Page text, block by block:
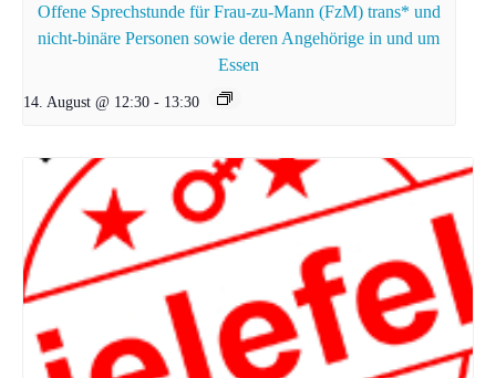
Offene Sprechstunde für Frau-zu-Mann (FzM) trans* und
nicht-binäre Personen sowie deren Angehörige in und um
Essen
14. August @ 12:30 - 13:30